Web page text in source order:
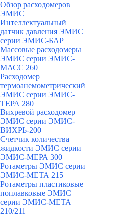
Обзор расходомеров
ЭМИС
Интеллектуальный
датчик давления ЭМИС
серии ЭМИС-БАР
Массовые расходомеры
ЭМИС серии ЭМИС-
МАСС 260
Расходомер
термоанемометрический
ЭМИС серии ЭМИС-
ТЕРА 280
Вихревой расходомер
ЭМИС серии ЭМИС-
ВИХРЬ-200
Счетчик количества
жидкости ЭМИС серии
ЭМИС-МЕРА 300
Ротаметры ЭМИС серии
ЭМИС-МЕТА 215
Ротаметры пластиковые
поплавковые ЭМИС
серии ЭМИС-МЕТА
210/211